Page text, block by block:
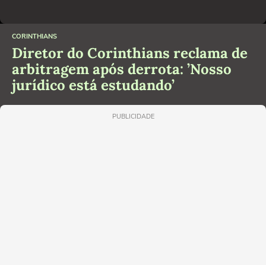
CORINTHIANS
Diretor do Corinthians reclama de
arbitragem após derrota: ’Nosso
jurídico está estudando’
PUBLICIDADE